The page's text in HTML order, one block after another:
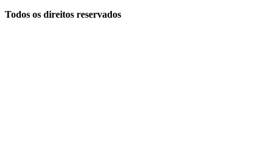
Todos os direitos reservados